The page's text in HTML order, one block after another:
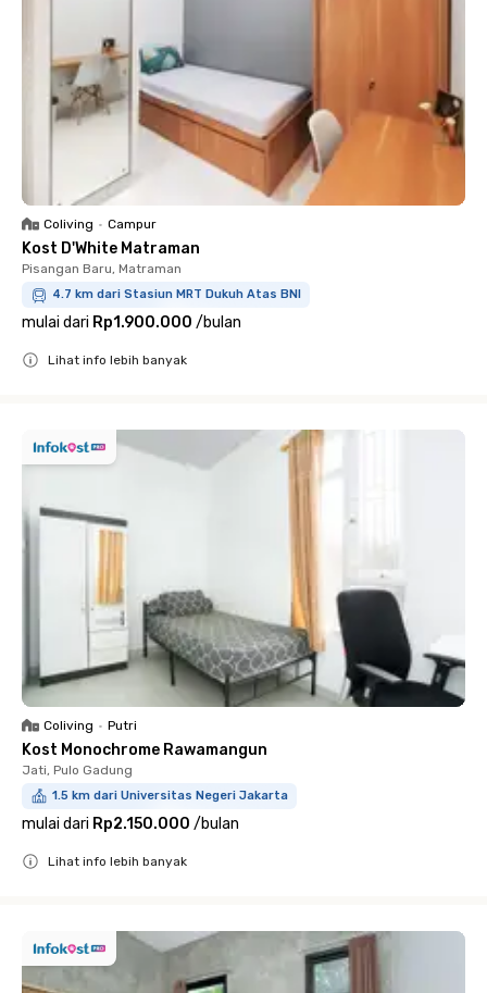
Coliving • Campur
Kost D'White Matraman
Pisangan Baru, Matraman
4.7 km dari Stasiun MRT Dukuh Atas BNI
mulai dari Rp1.900.000 /bulan
Lihat info lebih banyak
Coliving • Putri
Kost Monochrome Rawamangun
Jati, Pulo Gadung
1.5 km dari Universitas Negeri Jakarta
mulai dari Rp2.150.000 /bulan
Lihat info lebih banyak